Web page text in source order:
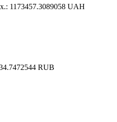
1173457.3089058 UAH
RUB